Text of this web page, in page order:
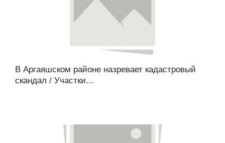
В Аргаяшском районе назревает кадастровый
скандал / Участки...